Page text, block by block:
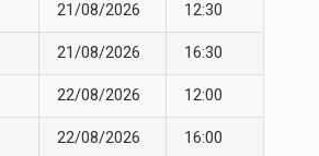
21/08/2026 12:30
21/08/2026 16:30
22/08/2026 12:00
22/08/2026 16:00